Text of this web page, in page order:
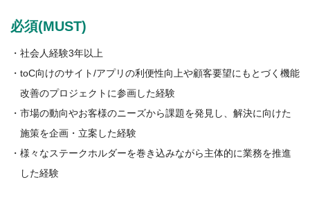
必須(MUST)
・社会人経験3年以上
・toC向けのサイト/アプリの利便性向上や顧客要望にもとづく機能
改善のプロジェクトに参画した経験
・市場の動向やお客様のニーズから課題を発見し、解決に向けた
施策を企画・立案した経験
・様々なステークホルダーを巻き込みながら主体的に業務を推進
した経験